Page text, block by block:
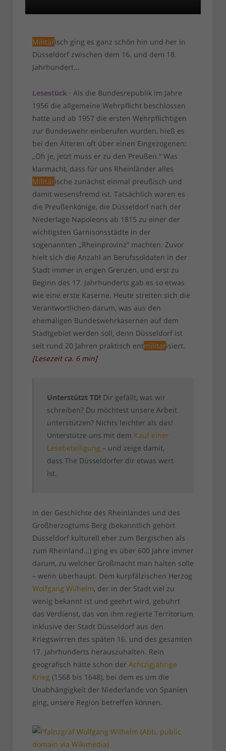
Militärisch ging es ganz schön hin und her in
Düsseldorf zwischen dem 16. und dem 18.
Jahrhundert…
Lesestück · Als die Bundesrepublik im Jahre
1956 die allgemeine Wehrpflicht beschlossen
hatte und ab 1957 die ersten Wehrpflichtigen
zur Bundeswehr einberufen wurden, hieß es
bei den Älteren oft über einen Eingezogenen:
„Oh je, jetzt muss er zu den Preußen.“ Was
klarmacht, dass für uns Rheinländer alles
Militärische zunächst einmal preußisch und
damit wesensfremd ist. Tatsächlich waren es
die Preußenkönige, die Düsseldorf nach der
Niederlage Napoleons ab 1815 zu einer der
wichtigsten Garnisonsstädte in der
sogenannten „Rheinprovinz“ machten. Zuvor
hielt sich die Anzahl an Berufssoldaten in der
Stadt immer in engen Grenzen, und erst zu
Beginn des 17. Jahrhunderts gab es so etwas
wie eine erste Kaserne. Heute streiten sich die
Verantwortlichen darum, was aus den
ehemaligen Bundeswehrkasernen auf dem
Stadtgebiet werden soll, denn Düsseldorf ist
seit rund 20 Jahren praktisch entmilitarisiert.
[Lesezeit ca. 6 min]
Unterstützt TD! Dir gefällt, was wir
schreiben? Du möchtest unsere Arbeit
unterstützen? Nichts leichter als das!
Unterstütze uns mit dem Kauf einer
Lesebeteiligung – und zeige damit,
dass The Düsseldorfer dir etwas wert
ist.
In der Geschichte des Rheinlandes und des
Großherzogtums Berg (bekanntlich gehört
Düsseldorf kulturell eher zum Bergischen als
zum Rheinland…) ging es über 600 Jahre immer
darum, zu welcher Großmacht man halten solle
– wenn überhaupt. Dem kurpfälzischen Herzog
Wolfgang Wilhelm, der in der Stadt viel zu
wenig bekannt ist und geehrt wird, gebührt
das Verdienst, das von ihm regierte Territorium
inklusive der Stadt Düsseldorf aus den
Kriegswirren des späten 16. und des gesamten
17. Jahrhunderts herauszuhalten. Rein
geografisch hätte schon der Achtzigjährige
Krieg (1568 bis 1648), bei dem es um die
Unabhängigkeit der Niederlande von Spanien
ging, unsere Region betreffen können.